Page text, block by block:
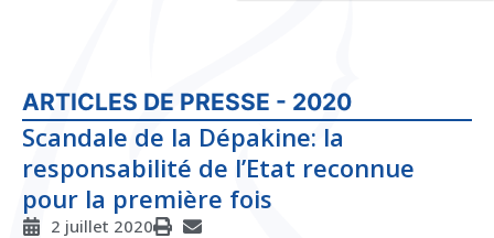
ARTICLES DE PRESSE - 2020
Scandale de la Dépakine: la
responsabilité de l’Etat reconnue
pour la première fois
2 juillet 2020